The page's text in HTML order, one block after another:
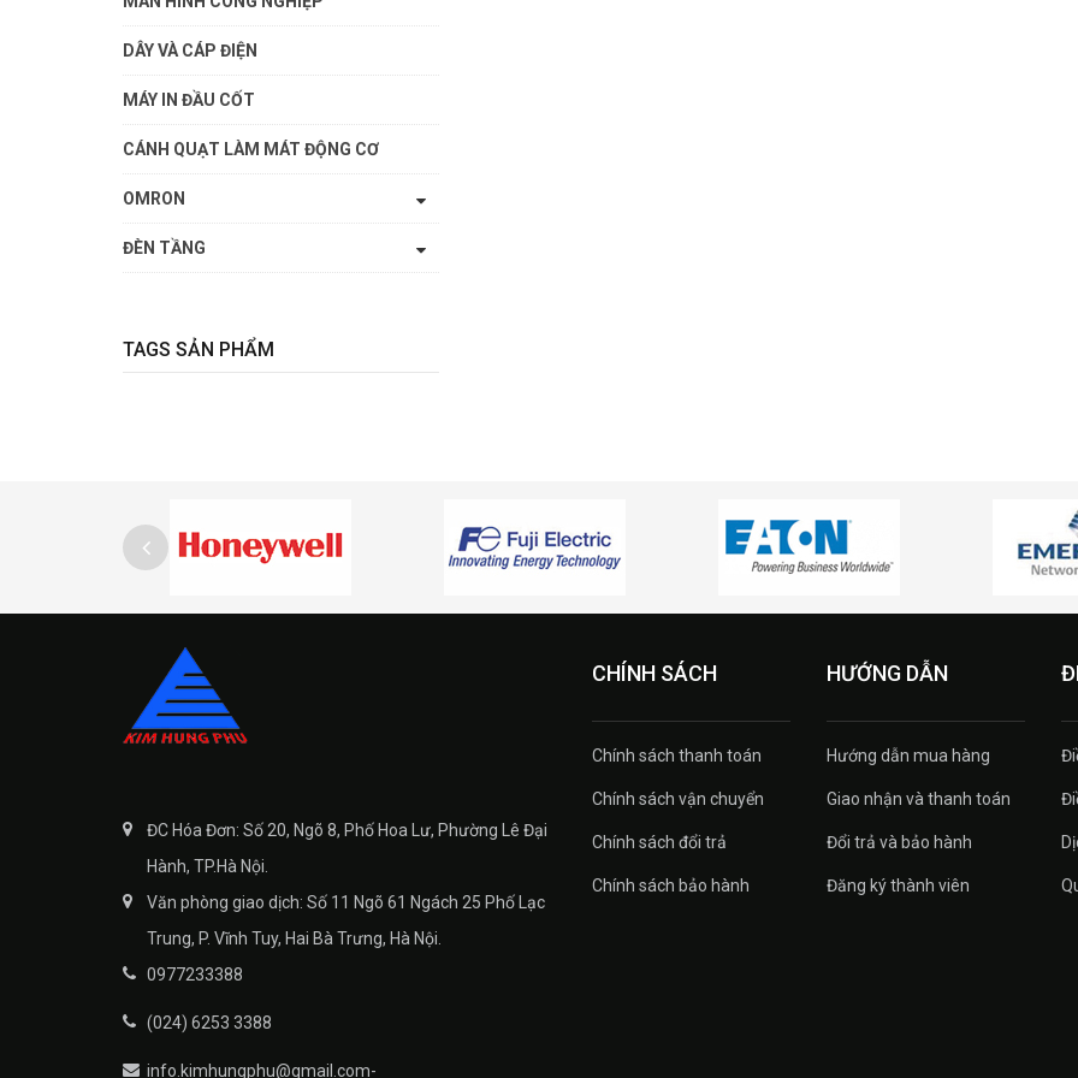
DÂY VÀ CÁP ĐIỆN
MÁY IN ĐẦU CỐT
CÁNH QUẠT LÀM MÁT ĐỘNG CƠ
OMRON
ĐÈN TẦNG
TAGS SẢN PHẨM
ĐC Hóa Đơn: Số 20, Ngõ 8, Phố Hoa Lư, Phường Lê Đại
Hành, TP.Hà Nội.
Văn phòng giao dịch: Số 11 Ngõ 61 Ngách 25 Phố Lạc
Trung, P. Vĩnh Tuy, Hai Bà Trưng, Hà Nội.
0977233388
(024) 6253 3388
info.kimhungphu@gmail.com-
CHÍNH SÁCH
Chính sách thanh toán
Chính sách vận chuyển
Chính sách đổi trả
Chính sách bảo hành
HƯỚNG DẪN
Hướng dẫn mua hàng
Giao nhận và thanh toán
Đổi trả và bảo hành
Đăng ký thành viên